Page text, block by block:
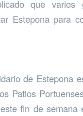
que varios
Estepona para
de Estepona
Patios
fin de